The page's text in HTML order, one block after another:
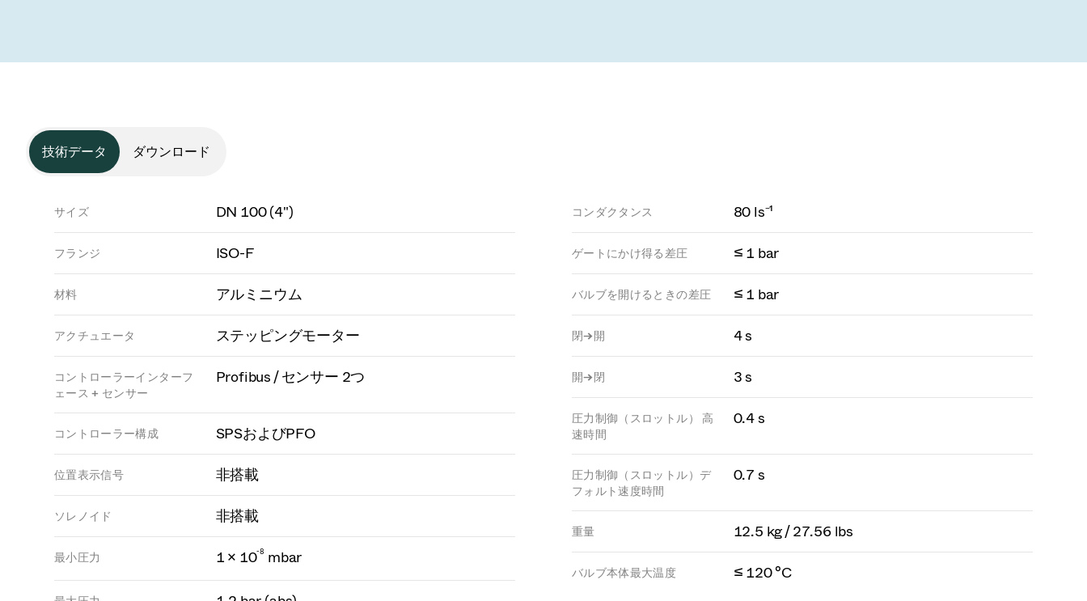
技術データ ダウンロード
サイズ DN 100 (4")
フランジ ISO-F
材料 アルミニウム
アクチュエータ ステッピングモーター
コントローラーインターフ
ェース + センサー
Profibus / センサー 2つ
コントローラー構成 SPSおよびPFO
位置表示信号 非搭載
ソレノイド 非搭載
最小圧力 1 × 10-8 mbar
コンダクタンス 80 ls⁻¹
ゲートにかけ得る差圧 ≤ 1 bar
バルブを開けるときの差圧 ≤ 1 bar
閉→開 4 s
開→閉 3 s
圧力制御（スロットル） 高
速時間
0.4 s
圧力制御（スロットル）デ
フォルト速度時間
0.7 s
重量 12.5 kg / 27.56 lbs
バルブ本体最大温度 ≤ 120 °C